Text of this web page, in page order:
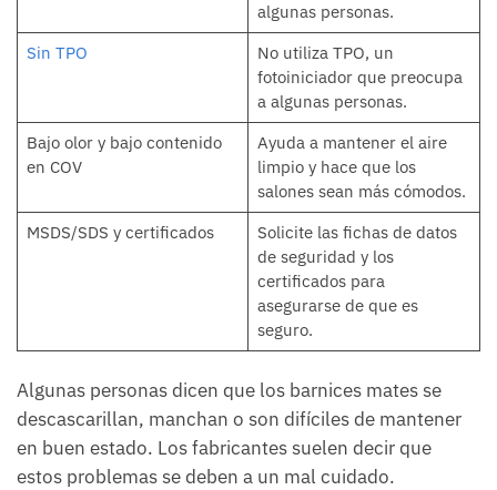
algunas personas.
Sin TPO
No utiliza TPO, un
fotoiniciador que preocupa
a algunas personas.
Bajo olor y bajo contenido
en COV
Ayuda a mantener el aire
limpio y hace que los
salones sean más cómodos.
MSDS/SDS y certificados
Solicite las fichas de datos
de seguridad y los
certificados para
asegurarse de que es
seguro.
Algunas personas dicen que los barnices mates se
descascarillan, manchan o son difíciles de mantener
en buen estado. Los fabricantes suelen decir que
estos problemas se deben a un mal cuidado.